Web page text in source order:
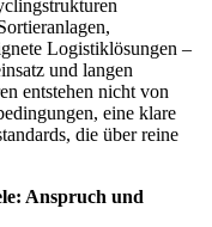
Logistiklösungen –
und langen
entstehen nicht von
eine klare
die über reine
Anspruch und